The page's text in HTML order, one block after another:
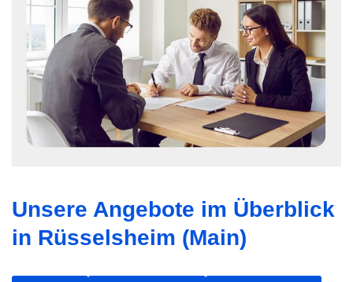
Unsere Angebote im Überblick
in Rüsselsheim (Main)